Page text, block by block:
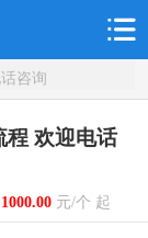
咨询
程 欢迎电话
1000.00元/个 起